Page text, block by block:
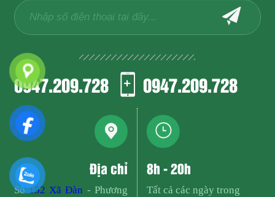
0947.209.728 0947.209.728
Địa chỉ
Số152 Xã Đàn - Phương
8h - 20h
Tất cả các ngày trong